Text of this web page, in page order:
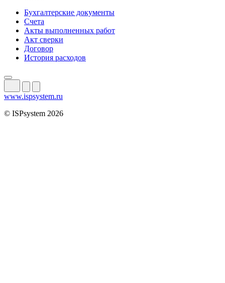
Бухгалтерские документы
Счета
Акты выполненных работ
Акт сверки
Договор
История расходов
www.ispsystem.ru
© ISPsystem 2026